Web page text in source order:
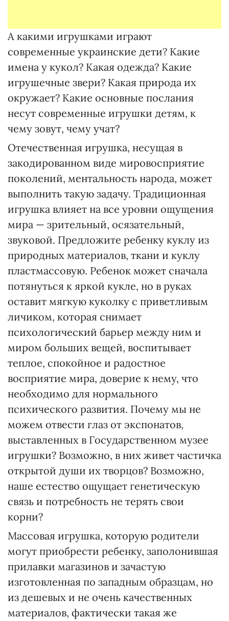
А какими игрушками играют
современные украинские дети? Какие
имена у кукол? Какая одежда? Какие
игрушечные звери? Какая природа их
окружает? Какие основные послания
несут современные игрушки детям, к
чему зовут, чему учат?
Отечественная игрушка, несущая в
закодированном виде мировосприятие
поколений, ментальность народа, может
выполнить такую задачу. Традиционная
игрушка влияет на все уровни ощущения
мира — зрительный, осязательный,
звуковой. Предложите ребенку куклу из
природных материалов, ткани и куклу
пластмассовую. Ребенок может сначала
потянуться к яркой кукле, но в руках
оставит мягкую куколку с приветливым
личиком, которая снимает
психологический барьер между ним и
миром больших вещей, воспитывает
теплое, спокойное и радостное
восприятие мира, доверие к нему, что
необходимо для нормального
психического развития. Почему мы не
можем отвести глаз от экспонатов,
выставленных в Государственном музее
игрушки? Возможно, в них живет частичка
открытой души их творцов? Возможно,
наше естество ощущает генетическую
связь и потребность не терять свои
корни?
Массовая игрушка, которую родители
могут приобрести ребенку, заполонившая
прилавки магазинов и зачастую
изготовленная по западным образцам, но
из дешевых и не очень качественных
материалов, фактически такая же